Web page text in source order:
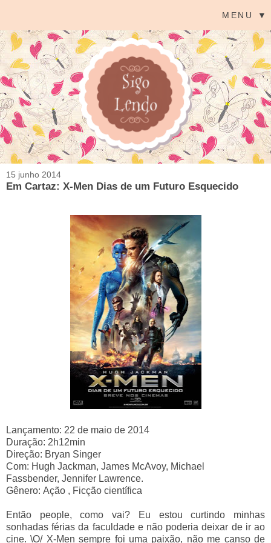
MENU ▼
15 junho 2014
Em Cartaz: X-Men Dias de um Futuro Esquecido
Lançamento: 22 de maio de 2014
Duração: 2h12min
Direção: Bryan Singer
Com: Hugh Jackman, James McAvoy, Michael
Fassbender, Jennifer Lawrence.
Gênero: Ação , Ficção científica
Então people, como vai? Eu estou curtindo minhas
sonhadas férias da faculdade e não poderia deixar de ir ao
cine. \O/ X-Men sempre foi uma paixão, não me canso de